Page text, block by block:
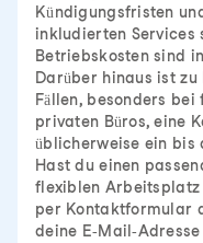
Kündigungsfristen
inkludierten Services
Betriebskosten sind
Darüber hinaus ist
Fällen, besonders
privaten Büros, eine
üblicherweise ein bis
Hast du einen
flexiblen Arbeitsplatz
per Kontaktformular
deine E-Mail-